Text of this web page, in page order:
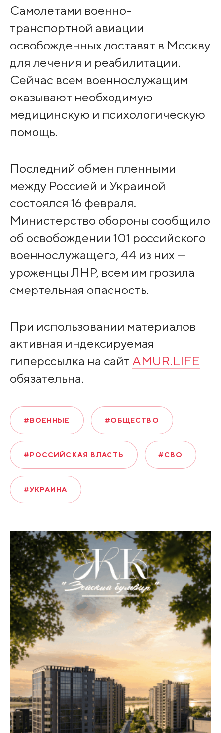
Самолетами военно-
транспортной авиации
освобожденных доставят в Москву
для лечения и реабилитации.
Сейчас всем военнослужащим
оказывают необходимую
медицинскую и психологическую
помощь.
Последний обмен пленными
между Россией и Украиной
состоялся 16 февраля.
Министерство обороны сообщило
об освобождении 101 российского
военнослужащего, 44 из них —
уроженцы ЛНР, всем им грозила
смертельная опасность.
При использовании материалов
активная индексируемая
гиперссылка на сайт AMUR.LIFE
обязательна.
#ВОЕННЫЕ #ОБЩЕСТВО
#РОССИЙСКАЯ ВЛАСТЬ #СВО
#УКРАИНА